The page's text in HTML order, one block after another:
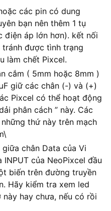
các pin có dung
bạn nên thêm 1 tụ
điện áp lớn hơn). kết nối
được tình trạng
làm chết Pixcel.
cắm ( 5mm hoặc 8mm )
giữ các chân (-) và (+)
Pixcel có thể hoạt động
phân cách ” này. Các
thứ này trên mạch
chân Data của Vi
của NeoPixcel đầu
biến trên đường truyền
Hãy kiểm tra xem led
hay chưa, nếu có rồi